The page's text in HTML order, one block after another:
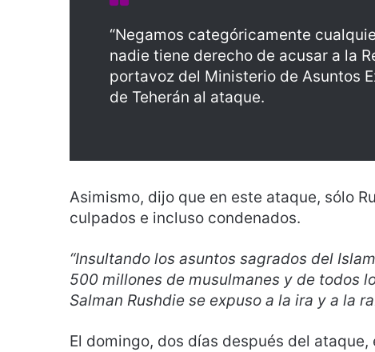
“Negamos categóricamente
nadie tiene derecho de acusar a la
portavoz del Ministerio de Asuntos
de Teherán al ataque.
Asimismo, dijo que en este ataque, sólo
culpados e incluso condenados.
“Insultando los asuntos sagrados del
500 millones de musulmanes y de todos
Salman Rushdie se expuso a la ira y a la
El domingo, dos días después del